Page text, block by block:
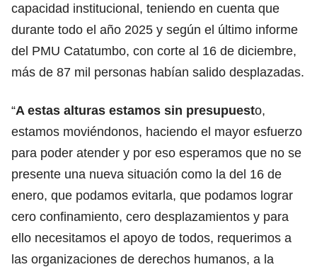
capacidad institucional, teniendo en cuenta que
durante todo el año 2025 y según el último informe
del PMU Catatumbo, con corte al 16 de diciembre,
más de 87 mil personas habían salido desplazadas.
“A estas alturas estamos sin presupuesto,
estamos moviéndonos, haciendo el mayor esfuerzo
para poder atender y por eso esperamos que no se
presente una nueva situación como la del 16 de
enero, que podamos evitarla, que podamos lograr
cero confinamiento, cero desplazamientos y para
ello necesitamos el apoyo de todos, requerimos a
las organizaciones de derechos humanos, a la